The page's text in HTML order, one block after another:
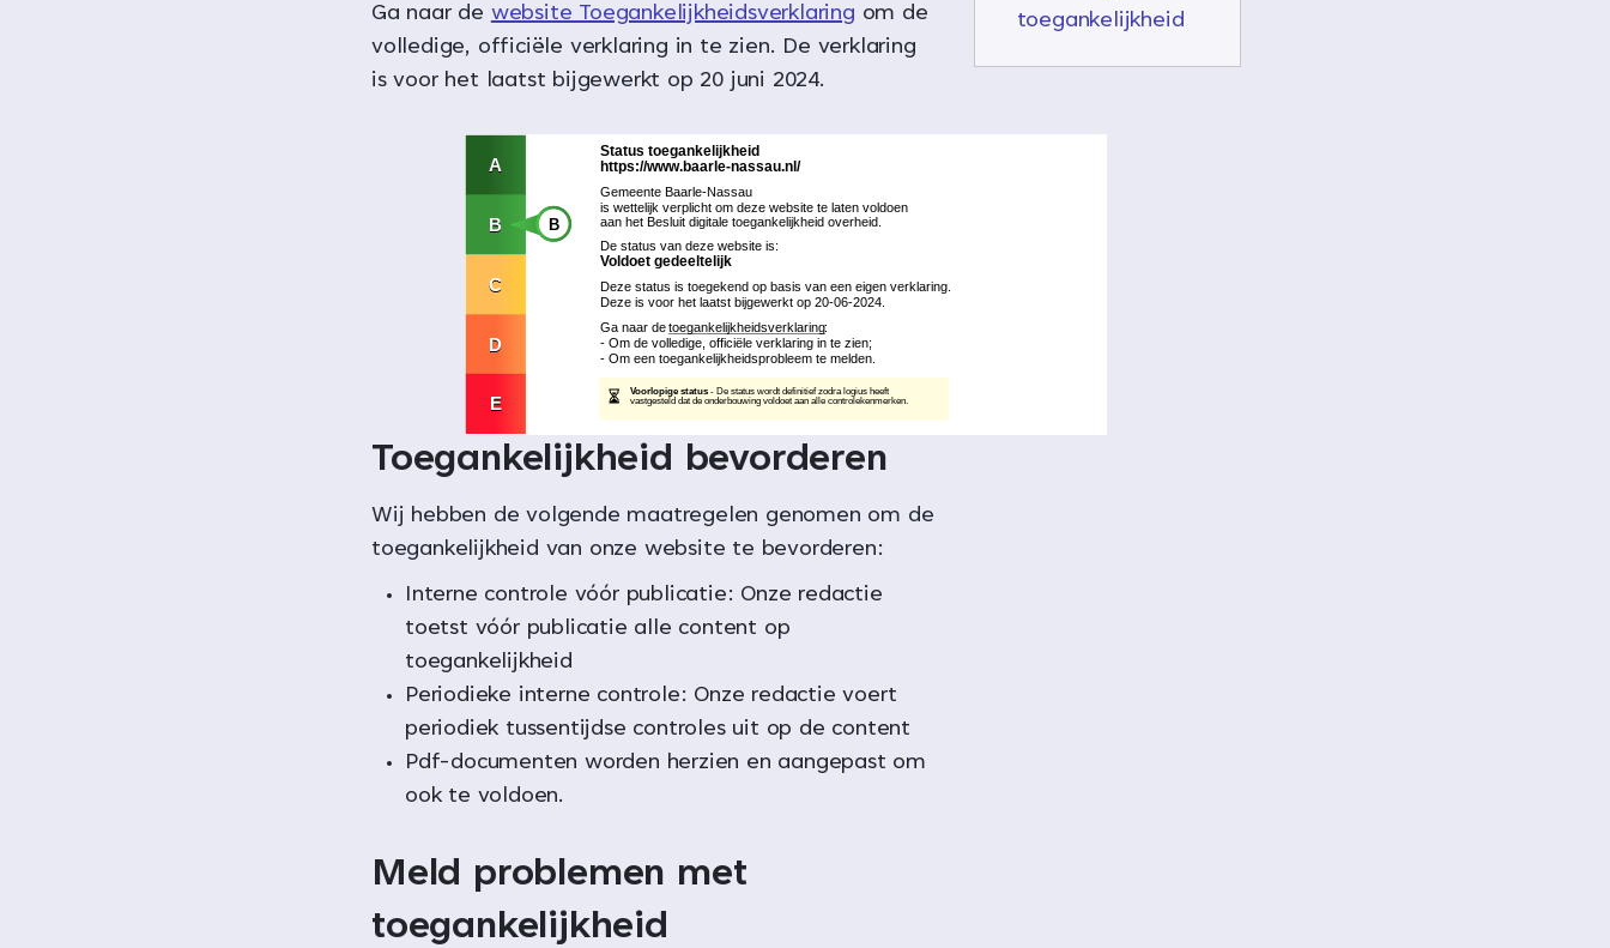
Ga naar de website Toegankelijkheidsverklaring om de
volledige, officiële verklaring in te zien. De verklaring
is voor het laatst bijgewerkt op 20 juni 2024.
Toegankelijkheid bevorderen
Wij hebben de volgende maatregelen genomen om de
toegankelijkheid van onze website te bevorderen:
Interne controle vóór publicatie: Onze redactie
toetst vóór publicatie alle content op
toegankelijkheid
Periodieke interne controle: Onze redactie voert
periodiek tussentijdse controles uit op de content
Pdf-documenten worden herzien en aangepast om
ook te voldoen.
Meld problemen met
toegankelijkheid
toegankelijkheid